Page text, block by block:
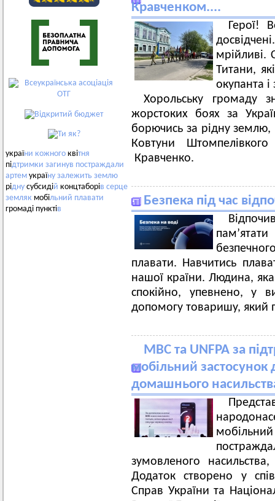
україни кожного квітня
підтримки загинув постраждали
артем україну залежить землю
рідну субсидій концтаборів серце
земляк мобільний плавати
громаді пунктів
Кравченком....
Герої!
мрійливі.
Титани,
окупанта
Хорольську громаду
жорстоких боях за
борючись за рідну землю,
Ковтуни
Кравченко.
Безпека під час
плавати. Навчитись
нашої країни. Людина,
спокійно, упевнено, у
допомогу товаришу, який
МВС та UNFPA за
мобільний застосунок
домашнього
зумовленого
Додаток створено у
Справ України та